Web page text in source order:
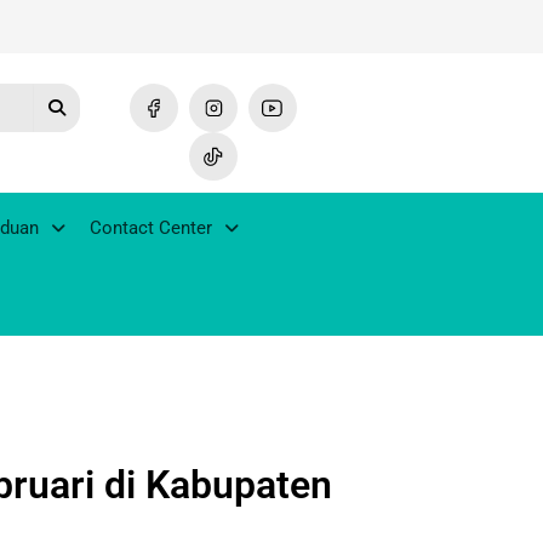
Contact Center
di Kabupaten